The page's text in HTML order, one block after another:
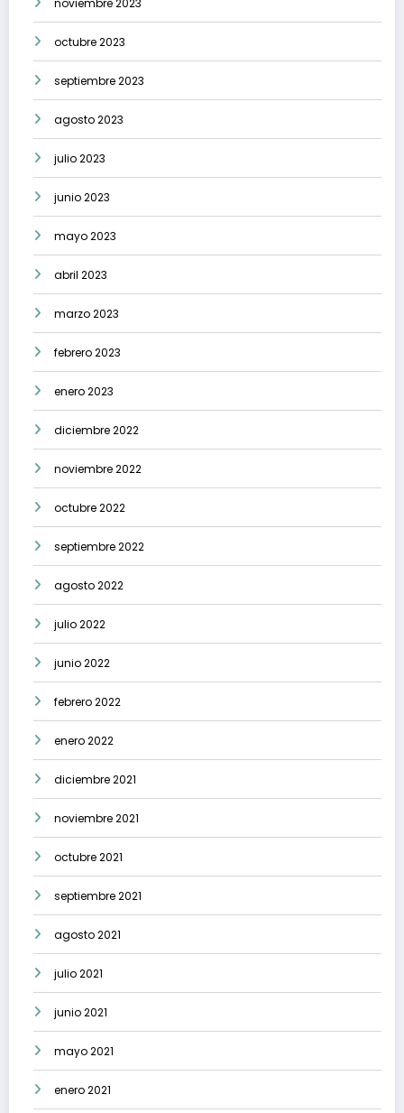
noviembre 2023
octubre 2023
septiembre 2023
agosto 2023
julio 2023
junio 2023
mayo 2023
abril 2023
marzo 2023
febrero 2023
enero 2023
diciembre 2022
noviembre 2022
octubre 2022
septiembre 2022
agosto 2022
julio 2022
junio 2022
febrero 2022
enero 2022
diciembre 2021
noviembre 2021
octubre 2021
septiembre 2021
agosto 2021
julio 2021
junio 2021
mayo 2021
enero 2021